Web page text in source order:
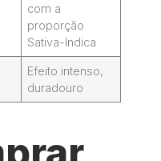
com a
proporção
Sativa-Indica
Efeito intenso,
duradouro